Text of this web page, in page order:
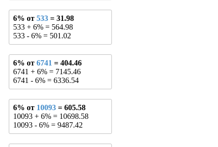
6% от 533 = 31.98
533 + 6% = 564.98
533 - 6% = 501.02
6% от 6741 = 404.46
6741 + 6% = 7145.46
6741 - 6% = 6336.54
6% от 10093 = 605.58
10093 + 6% = 10698.58
10093 - 6% = 9487.42